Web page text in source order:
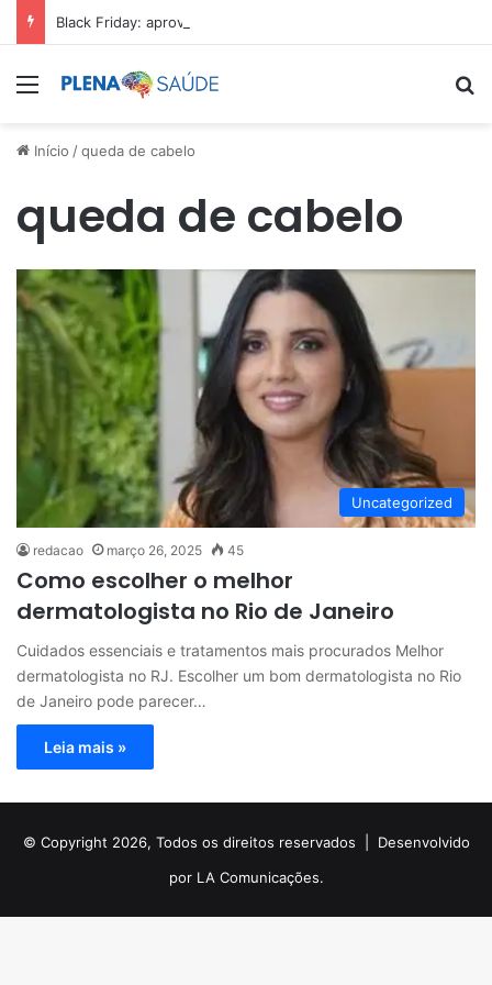
Black Friday: aproveite antes que acabe
Menu
Início /queda de cabelo
queda de cabelo
Uncategorized
redacao março 26, 2025 45
Como escolher o melhor
dermatologista no Rio de Janeiro
Cuidados essenciais e tratamentos mais procurados Melhor
dermatologista no RJ. Escolher um bom dermatologista no Rio
de Janeiro pode parecer…
Leia mais »
© Copyright 2026, Todos os direitos reservados | Desenvolvido
por LA Comunicações.